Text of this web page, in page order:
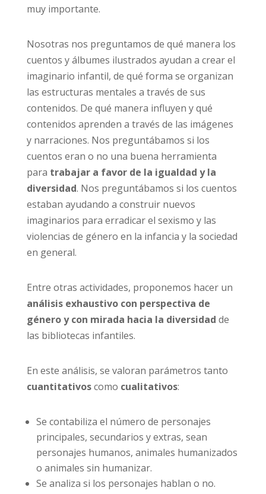
muy importante.
Nosotras nos preguntamos de qué manera los
cuentos y álbumes ilustrados ayudan a crear el
imaginario infantil, de qué forma se organizan
las estructuras mentales a través de sus
contenidos. De qué manera influyen y qué
contenidos aprenden a través de las imágenes
y narraciones. Nos preguntábamos si los
cuentos eran o no una buena herramienta
para trabajar a favor de la igualdad y la
diversidad. Nos preguntábamos si los cuentos
estaban ayudando a construir nuevos
imaginarios para erradicar el sexismo y las
violencias de género en la infancia y la sociedad
en general.
Entre otras actividades, proponemos hacer un
análisis exhaustivo con perspectiva de
género y con mirada hacia la diversidad de
las bibliotecas infantiles.
En este análisis, se valoran parámetros tanto
cuantitativoscomo cualitativos:
Se contabiliza el número de personajes
principales, secundarios y extras, sean
personajes humanos, animales humanizados
o animales sin humanizar.
Se analiza si los personajes hablan o no.